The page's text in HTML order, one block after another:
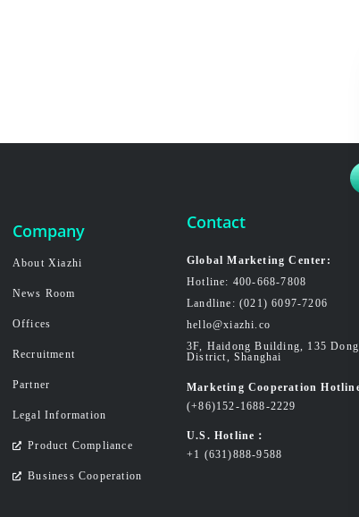
Company
About Xiazhi
News Room
Offices
Recruitment
Partner
Legal Information
Product Compliance
Business Cooperation
Contact
Global Marketing Center:
Hotline: 400-668-7808
Landline: (021) 6097-7206
hello@xiazhi.co
3F, Haidong Building, 135
District, Shanghai
Marketing Cooperation
(+86)152-1688-2229
U.S. Hotline：
+1 (631)888-9588